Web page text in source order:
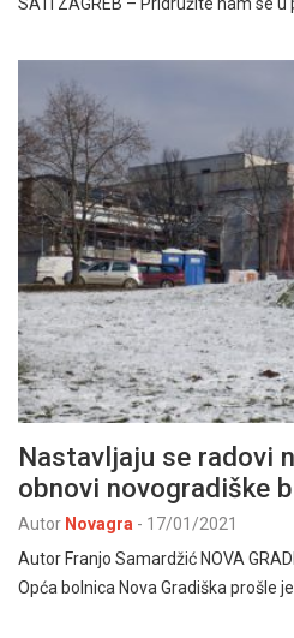
Nastavljaju se radovi
obnovi novogradiške
Autor Novagra - 17/01/2021
Autor Franjo Samardžić NOVA
Opća bolnica Nova Gradiška prošle